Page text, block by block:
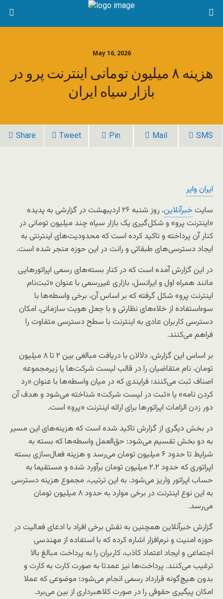
May 16, 2026
هزینه ۸ میلیون تومانی اینترنت پرو در
بازار سیاه ایران
Share Tweet Pin Mail SMS
ایران وایر
سایت خبرآنلاین
، روز شنبه ۲۶ اردیبهشت در گزارشی به پدیده
«اینترنت پرو» و شکل‌گیری یک بازار سیاه چند میلیون تومانی در
کنار آن پرداخته و تاکید کرده است که محدودیت‌های اینترنتی به
ایجاد دسترسی‌های طبقاتی و رانت در این حوزه منجر شده است.
در این گزارش آمده است که در کنار بسته‌های رسمی اپراتورهایی
مانند همراه اول و ایرانسل، بازاری غیررسمی با عنوان «ثبت‌نام
اینترنت پرو» شکل گرفته که بر اساس آن، برخی واسطه‌ها با
سوءاستفاده از خلاءهای نظارتی و با جعل هویت سازمانی، امکان
دسترسی کاربران عادی به اینترنت با سطح دسترسی متفاوت را
فراهم می‌کنند.
بر اساس این گزارش، دلالان با دریافت مبالغی بین ۲ تا ۸ میلیون
تومان، نام متقاضیان را در قالب لیست شرکت‌ها یا زیرمجموعه
اصناف ثبت می‌کنند؛ فرایندی که در میان واسطه‌ها با عنوان «رد
کردن نامه» یا «ثبت در لیست شرکت» شناخته می‌شود و هدف آن
دور زدن الزامات اپراتورها برای ارائه اینترنت «پرو» است.
در بخش دیگری از گزارش تاکید شده است که هزینه‌های این مسیر
به دو بخش تقسیم می‌شود: حق‌العمل واسطه‌ها که بسته به
شرایط تا حدود ۶ میلیون تومان می‌رسد و هزینه فعال‌سازی بسته
اپراتوری که حدود ۲.۲ میلیون تومان برآورد شده و مستقیما به
حساب اپراتور واریز می‌شود. به این ترتیب، مجموع هزینه دسترسی
به این نوع اینترنت در برخی موارد به حدود ۸ میلیون تومان
می‌رسد.
گزارش خبرآنلاین همچنین به نقش برخی افراد با ادعای فعالیت در
حوزه امنیت و نرم‌افزار اشاره کرده که با استفاده از مهندسی
اجتماعی و ایجاد اعتماد کاذب، کاربران را به پرداخت مبالغ بالا
ترغیب می‌کنند. پرداخت‌ها نیز عمدتا به صورت کارت به کارت و
بدون هیچ‌گونه قرارداد رسمی انجام می‌شود؛ موضوعی که عملا
امکان پیگیری حقوقی را در صورت کلاهبرداری از بین می‌برد.